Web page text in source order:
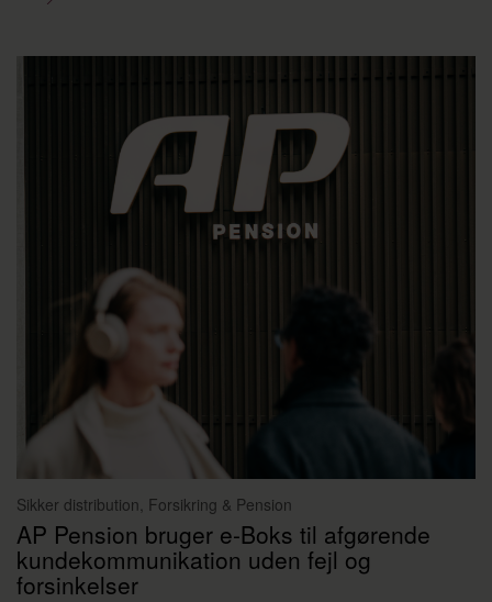
Sikker distribution, Forsikring & Pension
AP Pension bruger e-Boks til afgørende
kundekommunikation uden fejl og
forsinkelser